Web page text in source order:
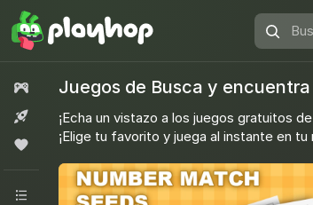
Buscar
género
Todos los juegos
Nuevo
Popular
Todas las categorías
Juegos de Busca y encuentra
¡Echa un vistazo a los juegos gratuitos
¡Elige tu favorito y juega al instante en tu